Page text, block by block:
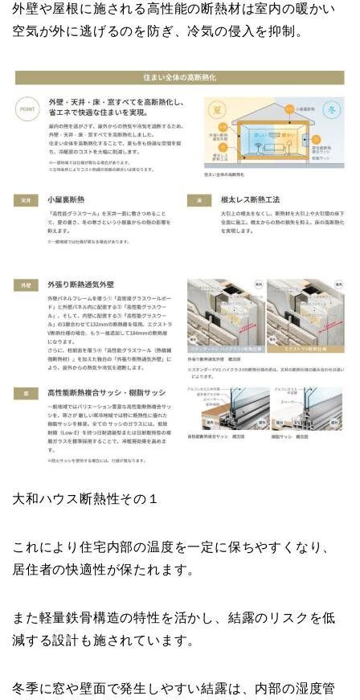
外壁や屋根に施される高性能の断熱材は室内の暖かい
空気が外に逃げるのを防ぎ、冷気の侵入を抑制。
大和ハウス断熱性その１
これにより住宅内部の温度を一定に保ちやすくなり、
居住者の快適性が保たれます。
また軽量鉄骨構造の特性を活かし、結露のリスクを低
減する設計も施されています。
冬季に窓や壁面で発生しやすい結露は、内部の湿度管